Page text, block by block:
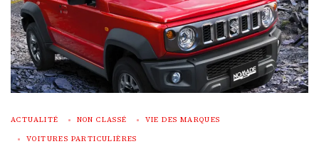
ACTUALITÉ NON CLASSÉ VIE DES MARQUES
VOITURES PARTICULIÈRES